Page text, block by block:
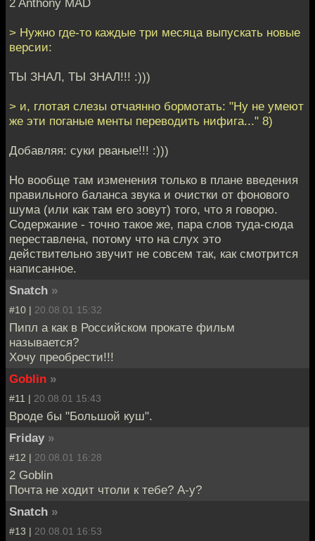
> Нужно где-то каждые три месяца выпускать новые
версии:
ТЫ ЗНАЛ, ТЫ ЗНАЛ!!! :)))
> и, глотая слезы отчаянно бормотать: "Ну не умеют
же эти поганые менты переводить нифига..." 8)
Добавляя: суки рваные!!! :)))
Но вообще там изменения только в плане введения
правильного баланса звука и очистки от фонового
шума (или как там его зовут) того, что я говорю.
Содержание - точно такое же, пара слов туда-сюда
переставлена, потому что на слух это
действительно звучит не совсем так, как смотрится
написанное.
Snatch »
#10 | 20.08.01 15:32
Пипл а как в Российском прокате фильм
называется?
Хочу преобрести!!!
Goblin »
#11 | 20.08.01 15:43
Вроде бы "Большой куш".
Friday »
#12 | 20.08.01 16:28
2 Goblin
Почта не ходит чтоли к тебе? А-у?
Snatch »
#13 | 20.08.01 16:53